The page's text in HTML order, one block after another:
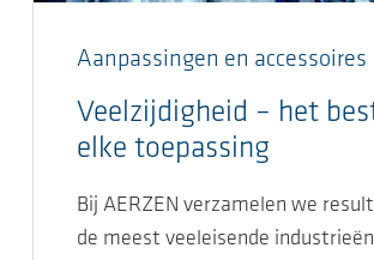
Aanpassingen en accessoires
Veelzijdigheid – het
elke toepassing
Bij AERZEN verzamelen we
de meest veeleisende